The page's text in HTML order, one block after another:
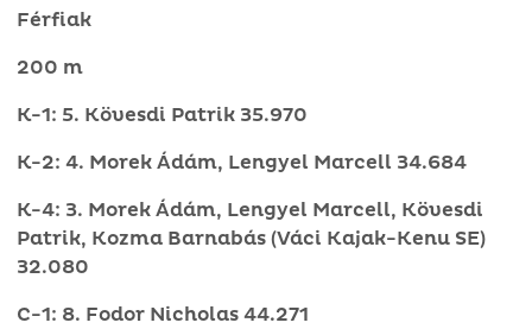
Férfiak
200 m
K-1: 5. Kövesdi Patrik 35.970
K-2: 4. Morek Ádám, Lengyel Marcell 34.684
K-4: 3. Morek Ádám, Lengyel Marcell, Kövesdi
Patrik, Kozma Barnabás (Váci Kajak-Kenu SE)
32.080
C-1: 8. Fodor Nicholas 44.271